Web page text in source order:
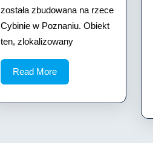
została zbudowana na rzece
Cybinie w Poznaniu. Obiekt
ten, zlokalizowany
Read MoreRead
More